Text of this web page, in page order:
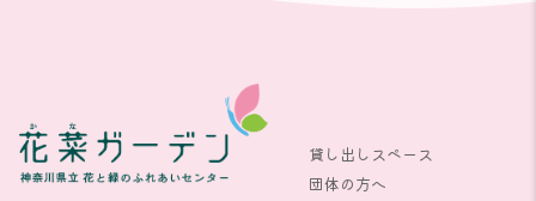
貸し出しスペース
団体の方へ